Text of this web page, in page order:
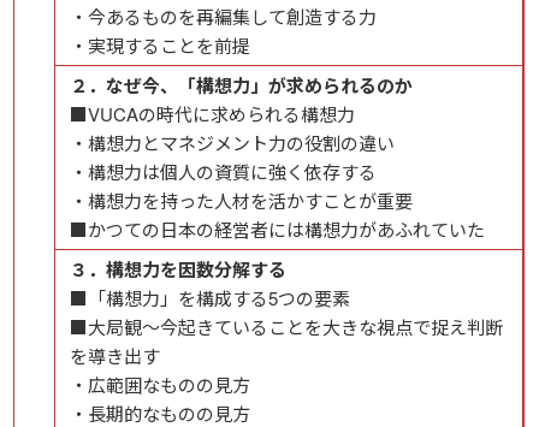
・今あるものを再編集して創造する力
・実現することを前提
２．なぜ今、「構想力」が求められるのか
■VUCAの時代に求められる構想力
・構想力とマネジメント力の役割の違い
・構想力は個人の資質に強く依存する
・構想力を持った人材を活かすことが重要
■かつての日本の経営者には構想力があふれていた
３．構想力を因数分解する
■「構想力」を構成する5つの要素
■大局観～今起きていることを大きな視点で捉え判断
を導き出す
・広範囲なものの見方
・長期的なものの見方